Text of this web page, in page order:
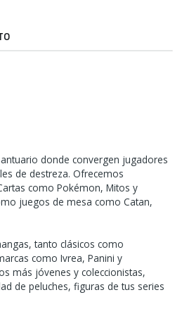
donde convergen jugadores
de destreza. Ofrecemos
como Pokémon, Mitos y
juegos de mesa como Catan,
tanto clásicos como
como Ivrea, Panini y
más jóvenes y coleccionistas,
de peluches, figuras de tus series